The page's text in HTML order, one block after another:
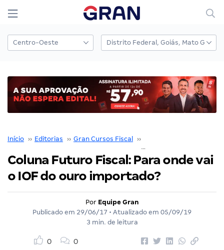
Início ›› Editorias ›› Gran Cursos Fiscal ››
Coluna Futuro Fiscal: Para onde vai
o IOF do ouro importado?
Por Equipe Gran
Publicado em 29/06/17 • Atualizado em 05/09/19
3 min. de leitura
0 0